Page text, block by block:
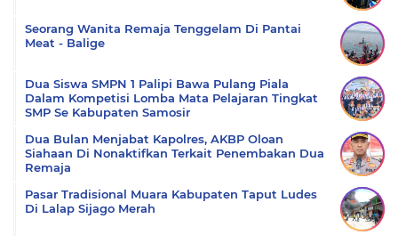
Seorang Wanita Remaja Tenggelam Di Pantai
Meat - Balige
Dua Siswa SMPN 1 Palipi Bawa Pulang Piala
Dalam Kompetisi Lomba Mata Pelajaran Tingkat
SMP Se Kabupaten Samosir
Dua Bulan Menjabat Kapolres, AKBP Oloan
Siahaan Di Nonaktifkan Terkait Penembakan Dua
Remaja
Pasar Tradisional Muara Kabupaten Taput Ludes
Di Lalap Sijago Merah